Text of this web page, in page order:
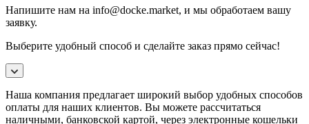
Напишите нам на info@docke.market, и мы обработаем вашу
заявку.
Выберите удобный способ и сделайте заказ прямо сейчас!
Наша компания предлагает широкий выбор удобных способов
оплаты для наших клиентов. Вы можете рассчитаться
наличными, банковской картой, через электронные кошельки